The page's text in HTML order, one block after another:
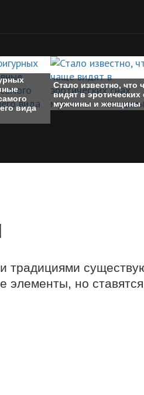
вида
Стало известно, что
видят в эротических
мужчины и женщины
традициями
элементы, но